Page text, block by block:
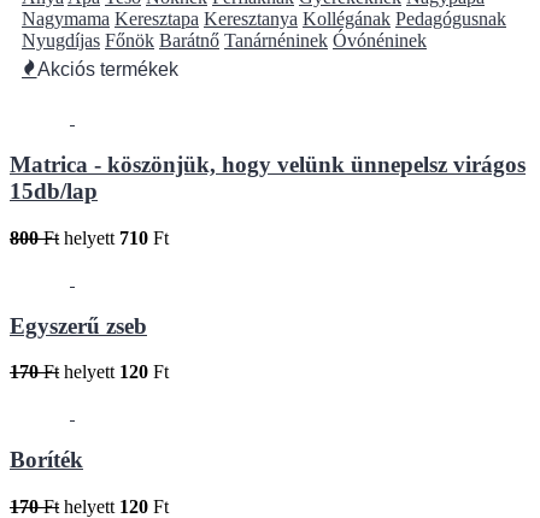
Nagymama Keresztapa Keresztanya Kollégának Pedagógusnak
Nyugdíjas Főnök Barátnő Tanárnéninek Óvónéninek
Akciós termékek
Matrica - köszönjük, hogy velünk ünnepelsz virágos
15db/lap
800 Ft helyett 710 Ft
Egyszerű zseb
170 Ft helyett 120 Ft
Boríték
170 Ft helyett 120 Ft